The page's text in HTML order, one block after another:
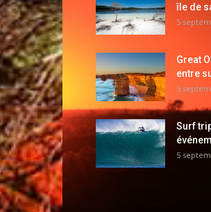
île de
5
Great
entre
5
Surf
5